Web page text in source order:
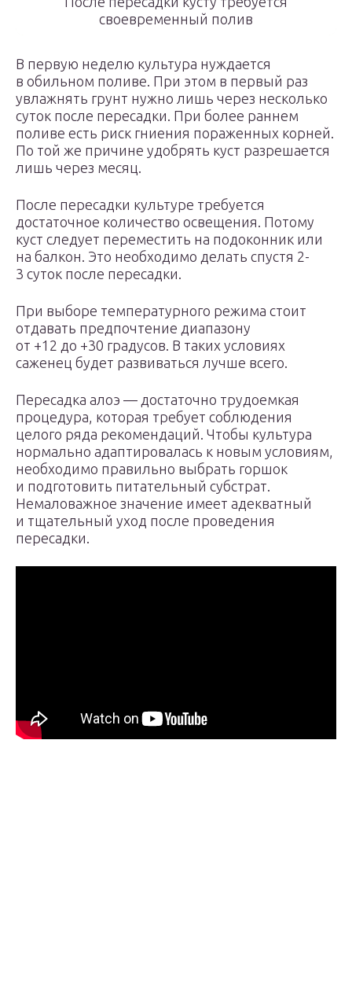
своевременный полив
В первую неделю культура нуждается
в обильном поливе. При этом в первый раз
увлажнять грунт нужно лишь через несколько
суток после пересадки. При более раннем
поливе есть риск гниения пораженных корней.
По той же причине удобрять куст разрешается
лишь через месяц.
После пересадки культуре требуется
достаточное количество освещения. Потому
куст следует переместить на подоконник или
на балкон. Это необходимо делать спустя 2-
3 суток после пересадки.
При выборе температурного режима стоит
отдавать предпочтение диапазону
от +12 до +30 градусов. В таких условиях
саженец будет развиваться лучше всего.
Пересадка алоэ — достаточно трудоемкая
процедура, которая требует соблюдения
целого ряда рекомендаций. Чтобы культура
нормально адаптировалась к новым условиям,
необходимо правильно выбрать горшок
и подготовить питательный субстрат.
Немаловажное значение имеет адекватный
и тщательный уход после проведения
пересадки.